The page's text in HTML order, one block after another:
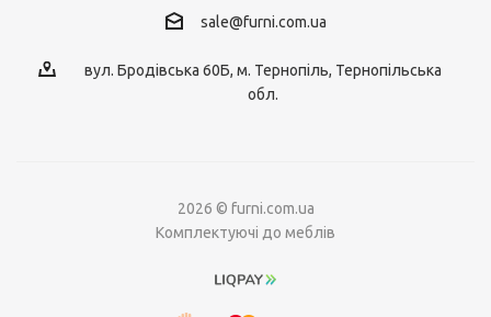
sale@furni.com.ua
вул. Бродівська 60Б, м. Тернопіль, Тернопільська
обл.
2026 © furni.com.ua
Комплектуючі до меблів